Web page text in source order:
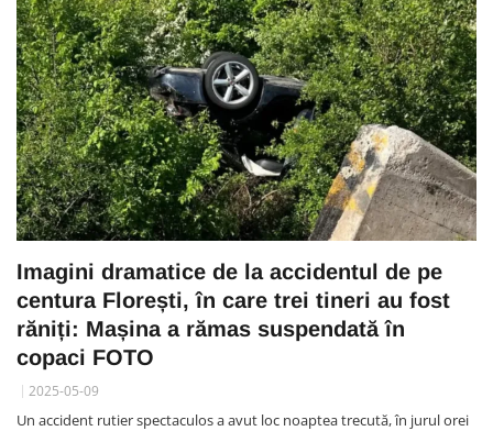
Imagini dramatice de la accidentul de pe
centura Florești, în care trei tineri au fost
răniți: Mașina a rămas suspendată în
copaci FOTO
2025-05-09
Un accident rutier spectaculos a avut loc noaptea trecută, în jurul orei